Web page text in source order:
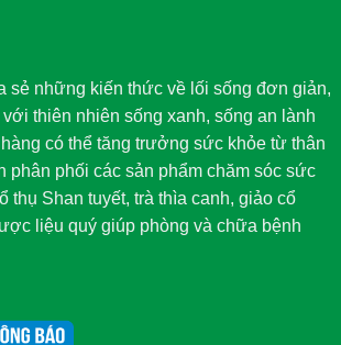
sẻ những kiến thức về lối sống đơn giản,
thiên nhiên sống xanh, sống an lành
có thể tăng trưởng sức khỏe từ thân
phân phối các sản phẩm chăm sóc sức
thụ Shan tuyết, trà thìa canh, giảo cổ
liệu quý giúp phòng và chữa bệnh